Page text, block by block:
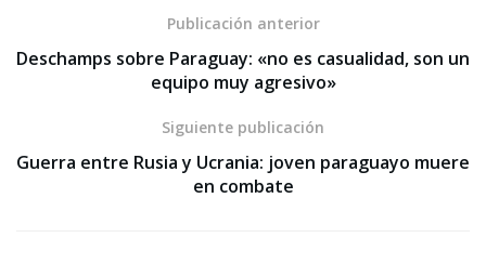
Publicación anterior
Deschamps sobre Paraguay: «no es casualidad, son un
equipo muy agresivo»
Siguiente publicación
Guerra entre Rusia y Ucrania: joven paraguayo muere
en combate